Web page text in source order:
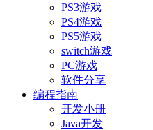
PS3游戏
PS4游戏
PS5游戏
switch游戏
PC游戏
软件分享
编程指南
开发小册
Java开发